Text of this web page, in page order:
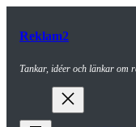
Reklam2
Tankar, idéer och länkar om